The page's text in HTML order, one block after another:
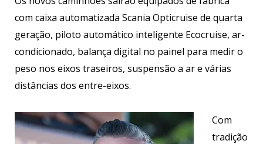
com caixa automatizada Scania Opticruise de quarta
geração, piloto automático inteligente Ecocruise, ar-
condicionado, balança digital no painel para medir o
peso nos eixos traseiros, suspensão a ar e várias
distâncias dos entre-eixos.
Com
tradição